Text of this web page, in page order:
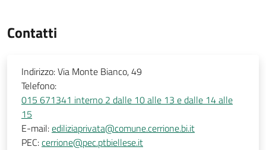
Contatti
Indirizzo:Via Monte Bianco, 49
Telefono:
015 671341 interno 2 dalle 10 alle 13 e dalle 14 alle
15
E-mail:ediliziaprivata@comune.cerrione.bi.it
PEC:cerrione@pec.ptbiellese.it